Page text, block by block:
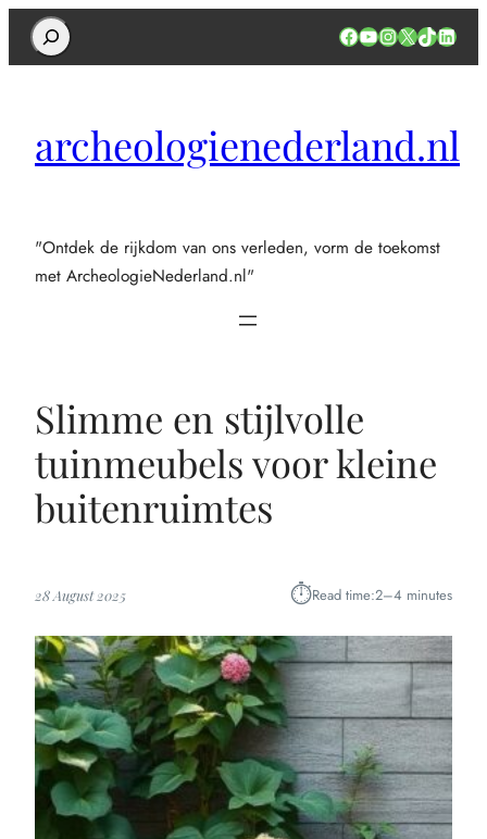
Search Facebook
YouTube
Instagram
X TikTok
archeologienederland.nl
"Ontdek de rijkdom van ons verleden, vorm de toekomst
met ArcheologieNederland.nl"
Slimme en stijlvolle
tuinmeubels voor kleine
buitenruimtes
28 August 2025 ⏱︎Read time:2–4 minutes